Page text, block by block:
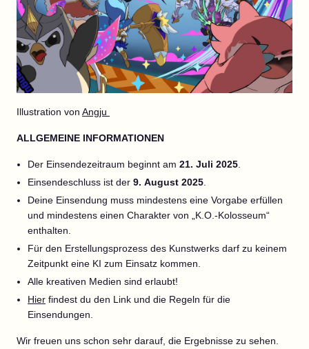
Illustration von Angju
ALLGEMEINE INFORMATIONEN
Der Einsendezeitraum beginnt am 21. Juli 2025
Einsendeschluss ist der 9. August 2025
Deine Einsendung muss mindestens eine Vorgabe erfüllen
und mindestens einen Charakter von „K.O.-Kolosseum“
enthalten.
Für den Erstellungsprozess des Kunstwerks darf zu keinem
Zeitpunkt eine KI zum Einsatz kommen.
Alle kreativen Medien sind erlaubt!
Hier findest du den Link und die Regeln für die
Einsendungen.
Wir freuen uns schon sehr darauf, die Ergebnisse zu sehen.